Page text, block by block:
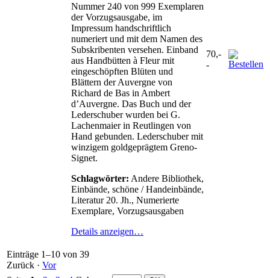
Nummer 240 von 999 Exemplaren
der Vorzugsausgabe, im
Impressum handschriftlich
numeriert und mit dem Namen des
Subskribenten versehen. Einband
aus Handbütten à Fleur mit
eingeschöpften Blüten und
Blättern der Auvergne von
Richard de Bas in Ambert
d’Auvergne. Das Buch und der
Lederschuber wurden bei G.
Lachenmaier in Reutlingen von
Hand gebunden. Lederschuber mit
winzigem goldgeprägtem Greno-
Signet.
Schlagwörter: Andere Bibliothek,
Einbände, schöne / Handeinbände,
Literatur 20. Jh., Numerierte
Exemplare, Vorzugsausgaben
Details anzeigen…
70,-
-
Einträge 1–10 von 39
Zurück · Vor